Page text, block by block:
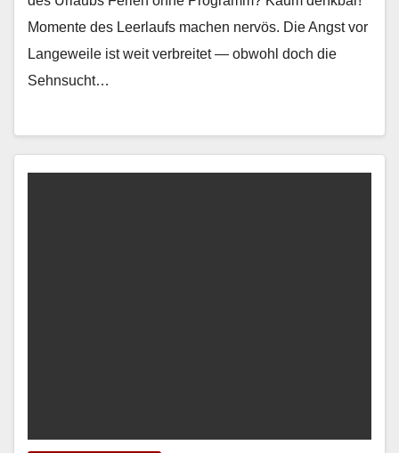
Momente des Leer­laufs machen nervös. Die Angst vor
Langeweile ist weit ver­bre­it­et — obwohl doch die
Sehn­sucht…